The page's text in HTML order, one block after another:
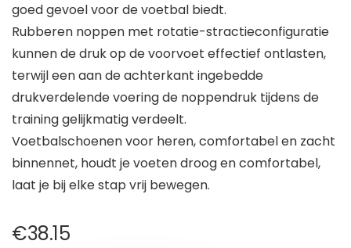
goed gevoel voor de voetbal biedt.
Rubberen noppen met rotatie-stractieconfiguratie
kunnen de druk op de voorvoet effectief ontlasten,
terwijl een aan de achterkant ingebedde
drukverdelende voering de noppendruk tijdens de
training gelijkmatig verdeelt.
Voetbalschoenen voor heren, comfortabel en zacht
binnennet, houdt je voeten droog en comfortabel,
laat je bij elke stap vrij bewegen.
€38.15